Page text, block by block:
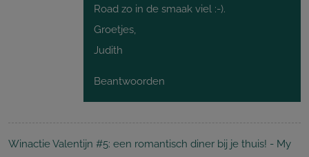
Road zo in de smaak viel :-).
Groetjes,
Judith
Beantwoorden
Winactie Valentijn #5: een romantisch diner bij je thuis! - My